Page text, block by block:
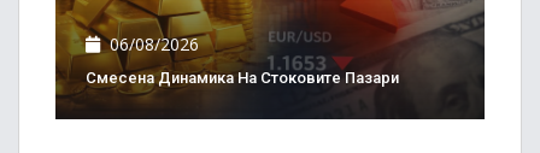
06/08/2026
Смесена Динамика На Стоковите Пазари